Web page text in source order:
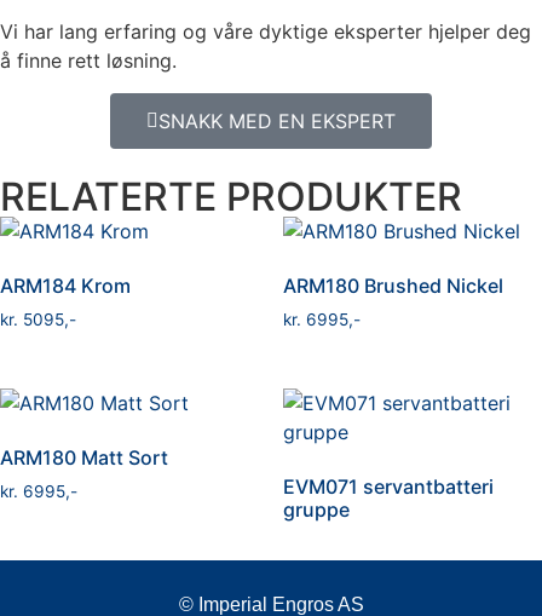
Vi har lang erfaring og våre dyktige eksperter hjelper deg
å finne rett løsning.
SNAKK MED EN EKSPERT
RELATERTE PRODUKTER
ARM184 Krom
kr 5095
ARM180 Brushed Nickel
kr 6995
ARM180 Matt Sort
kr 6995
EVM071 servantbatteri
gruppe
© Imperial Engros AS